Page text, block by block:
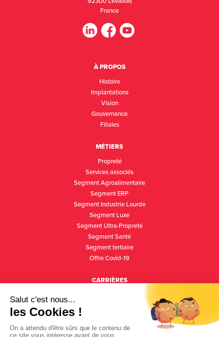
France
À PROPOS
Histoire
Implantations
Vision
Gouvernance
Filiales
MÉTIERS
Propreté
Services associés
Segment Agroalimentaire
Segment ERP
Segment Industrie Lourde
Segment Luxe
Segment Ultra-Propreté
Segment Santé
Segment tertiaire
Offre Covid-19
CARRIÈRES
Relations écoles